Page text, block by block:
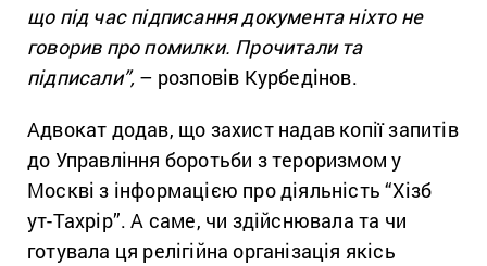
що під час підписання документа ніхто не
говорив про помилки. Прочитали та
підписали”, – розповів Курбедінов.
Адвокат додав, що захист надав копії запитів
до Управління боротьби з тероризмом у
Москві з інформацією про діяльність “Хізб
ут-Тахрір”. А саме, чи здійснювала та чи
готувала ця релігійна організація якісь